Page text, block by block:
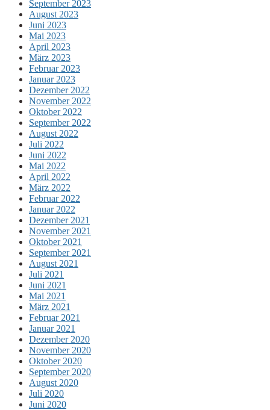
September 2023
August 2023
Juni 2023
Mai 2023
April 2023
März 2023
Februar 2023
Januar 2023
Dezember 2022
November 2022
Oktober 2022
September 2022
August 2022
Juli 2022
Juni 2022
Mai 2022
April 2022
März 2022
Februar 2022
Januar 2022
Dezember 2021
November 2021
Oktober 2021
September 2021
August 2021
Juli 2021
Juni 2021
Mai 2021
März 2021
Februar 2021
Januar 2021
Dezember 2020
November 2020
Oktober 2020
September 2020
August 2020
Juli 2020
Juni 2020